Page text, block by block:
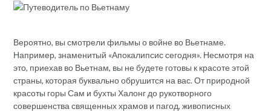
Вероятно, вы смотрели фильмы о войне во Вьетнаме.
Например, знаменитый «Апокалипсис сегодня». Несмотря на
это, приехав во Вьетнам, вы не будете готовы к красоте этой
страны, которая буквально обрушится на вас. От природной
красоты горы Сам и бухты Халонг до рукотворного
совершенства священных храмов и пагод, живописных